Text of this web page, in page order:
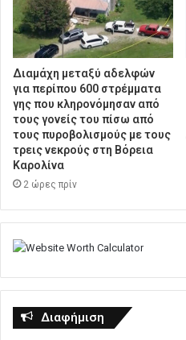
Διαμάχη μεταξύ αδελφών
για περίπου 600 στρέμματα
γης που κληρονόμησαν από
τους γονείς του πίσω από
τους πυροβολισμούς με τους
τρεις νεκρούς στη Βόρεια
Καρολίνα
2 ώρες πρίν
Διαφήμιση